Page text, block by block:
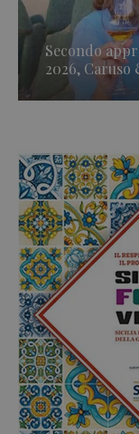
Secondo
2026, Caruso